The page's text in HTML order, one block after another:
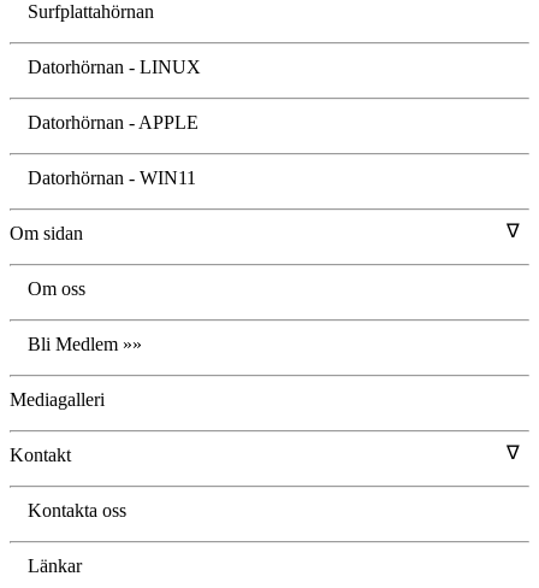
Surfplattahörnan
Datorhörnan - LINUX
Datorhörnan - APPLE
Datorhörnan - WIN11
Om sidan ∇
Om oss
Bli Medlem »»
Mediagalleri
Kontakt ∇
Kontakta oss
Länkar